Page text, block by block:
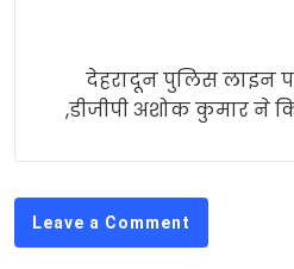
देहरादून पुलिस लाइन
,डीजीपी अशोक कुमार ने
Leave a Comment